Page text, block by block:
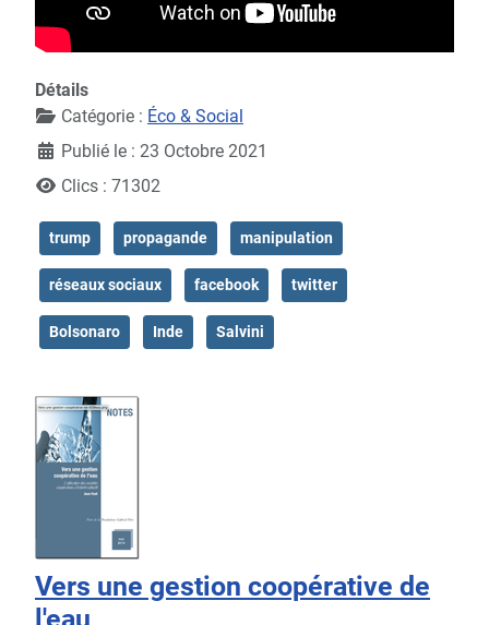
Détails
Catégorie : Éco & Social
Publié le : 23 Octobre 2021
Clics : 71302
trump propagande manipulation
réseaux sociaux facebook twitter
Bolsonaro Inde Salvini
Vers une gestion coopérative de
l'eau